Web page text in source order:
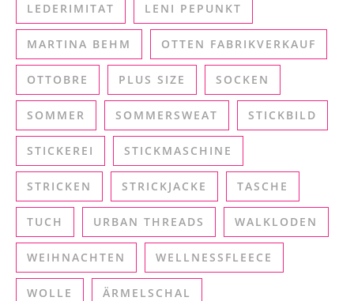
LEDERIMITAT LENI PEPUNKT
MARTINA BEHM OTTEN FABRIKVERKAUF
OTTOBRE PLUS SIZE SOCKEN
SOMMER SOMMERSWEAT STICKBILD
STICKEREI STICKMASCHINE
STRICKEN STRICKJACKE TASCHE
TUCH URBAN THREADS WALKLODEN
WEIHNACHTEN WELLNESSFLEECE
WOLLE ÄRMELSCHAL